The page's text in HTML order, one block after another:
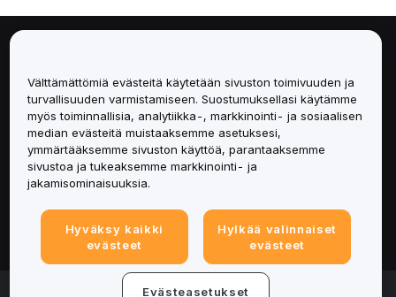
Palvelut
Tuki
Tuotteet
Lakiasiat
© 2025-2026 Bybit.eu. Kaikki oikeudet pidätetään.
Välttämättömiä evästeitä käytetään sivuston toimivuuden ja
turvallisuuden varmistamiseen. Suostumuksellasi käytämme
myös toiminnallisia, analytiikka-, markkinointi- ja sosiaalisen
median evästeitä muistaaksemme asetuksesi,
ymmärtääksemme sivuston käyttöä, parantaaksemme
sivustoa ja tukeaksemme markkinointi- ja
jakamisominaisuuksia.
Hyväksy kaikki
evästeet
Hylkää valinnaiset
evästeet
Evästeasetukset